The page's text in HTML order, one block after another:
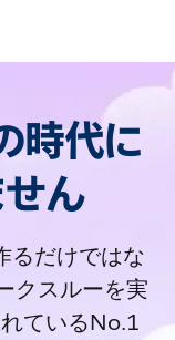
時代に
ん
るだけではな
クスルーを実
ているNo.1